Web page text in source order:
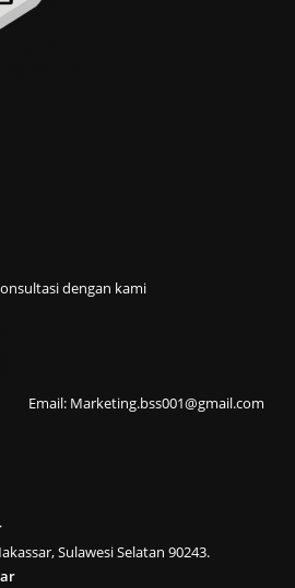
dengan kami
Email: Marketing.bss001@gmail.com
Sulawesi Selatan 90243.